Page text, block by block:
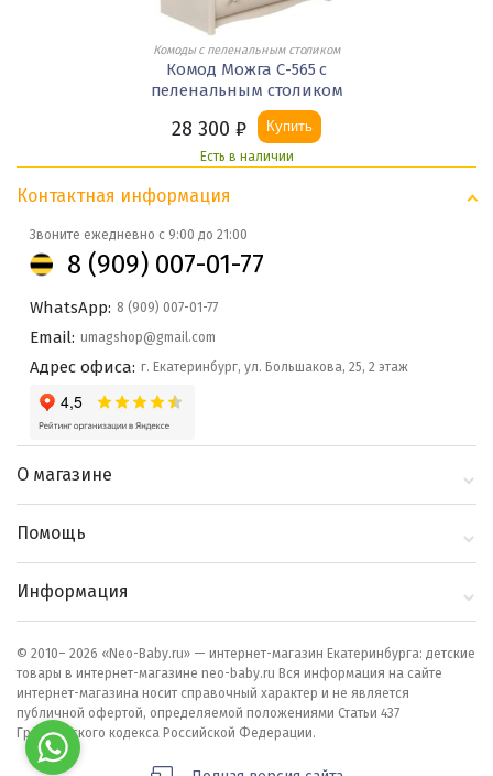
Комоды с пеленальным столиком
Комод Можга С-565 с
пеленальным столиком
28 300 ₽ Купить
Есть в наличии
Контактная информация
Звоните ежедневно с 9:00 до 21:00
8 (909) 007-01-77
WhatsApp: 8 (909) 007-01-77
Email: umagshop@gmail.com
Адрес офиса: г. Екатеринбург, ул. Большакова, 25, 2 этаж
О магазине
Блог
Помощь
Как сделать заказ
Информация
© 2010– 2026 «Neo-Baby.ru» — интернет-магазин Екатеринбурга: детские
товары в интернет-магазине neo-baby.ru Вся информация на сайте
интернет-магазина носит справочный характер и не является
публичной офертой, определяемой положениями Статьи 437
Гражданского кодекса Российской Федерации.